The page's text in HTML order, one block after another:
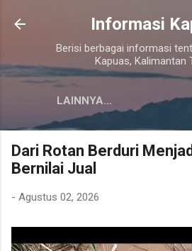
Langsung ke
Informasi
Berisi berbagai informasi
Kapuas, Kalimantan
LAINNYA…
Dari Rotan Berduri
Bernilai Jual
- Agustus 02, 2026